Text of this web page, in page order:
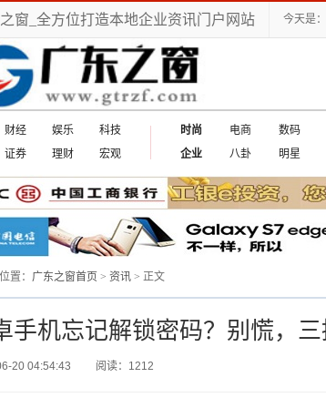
窗_全方位打造本地企业资讯门户网站 今天是
财经 娱乐
科技
证券 理财 宏观
时尚 电商
数码
企业
八卦 明星
置： 广东之窗首页 > 资讯 > 正文
手机忘记解锁密码？别慌，三
20 04:54:43 阅读：1212